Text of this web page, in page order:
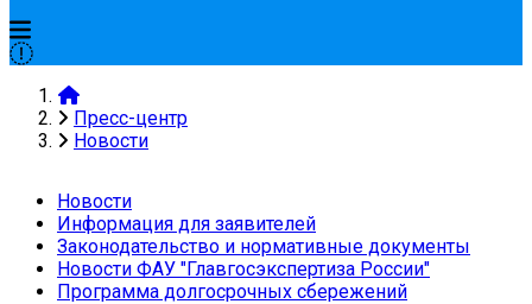
Пресс-центр
Новости
Новости
Информация для заявителей
Законодательство и нормативные документы
Новости ФАУ "Главгосэкспертиза России"
Программа долгосрочных сбережений